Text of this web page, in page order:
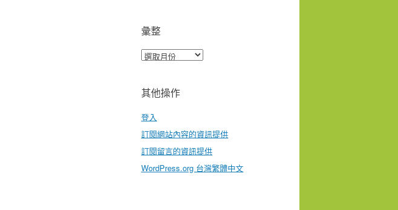
彙整
彙
其他操作
登入
訂閱網站內容的資訊提供
訂閱留言的資訊提供
WordPress.org 台灣繁體中文